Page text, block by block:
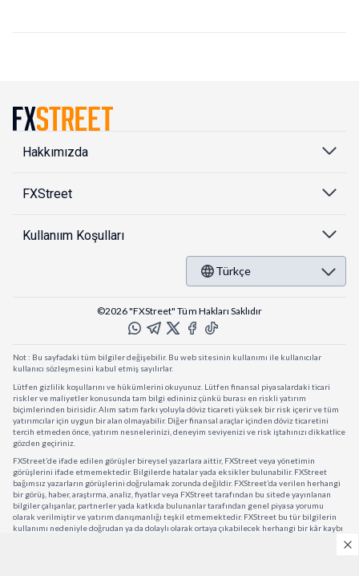
Hakkımızda
FXStreet
Kullanıım Koşulları
Türkçe
©2026 "FXStreet" Tüm Hakları Saklıdır
Not : Bu sayfadaki tüm bilgiler değişebilir. Bu web sitesinin kullanımı ile kullanıcılar
kullanıcı sözleşmesini kabul etmiş sayılırlar.
Lütfen gizlilik koşullarını ve hükümlerini okuyunuz. Lütfen finansal piyasalardaki ticari
riskler ve maliyetler konusunda tam bilgi edininiz çünkü burası en riskli yatırım
biçimlerinden birisidir. Alım satım farkı yoluyla döviz ticareti yüksek bir risk içerir ve tüm
yatırımcılar için uygun bir alan olmayabilir. Diğer finansal araçlar içinden döviz ticaretini
tercih etmeden önce, yatırım nesnelerinizi, deneyim seviyenizi ve risk iştahınızı dikkatlice
gözden geçiriniz.
FXStreet’de ifade edilen görüşler bireysel yazarlara aittir, FXStreet veya yönetimin
görüşlerini ifade etmemektedir. Bilgilerde hatalar yada eksikler bulunabilir. FXStreet
bağımsız yazarların görüşlerini doğrulamak zorunda değildir. FXStreet’da verilen herhangi
bir görüş, haber, araştırma, analiz, fiyatlar veya FXStreet tarafından bu sitede yayınlanan
bilgiler çalışanlar, partnerler yada katkıda bulunanlar tarafından genel piyasa yorumu
olarak verilmiştir ve yatırım danışmanlığı teşkil etmemektedir. FXStreet bu tür bilgilerin
kullanımı nedeniyle doğrudan ya da dolaylı olarak ortaya çıkabilecek herhangi bir kâr kaybı